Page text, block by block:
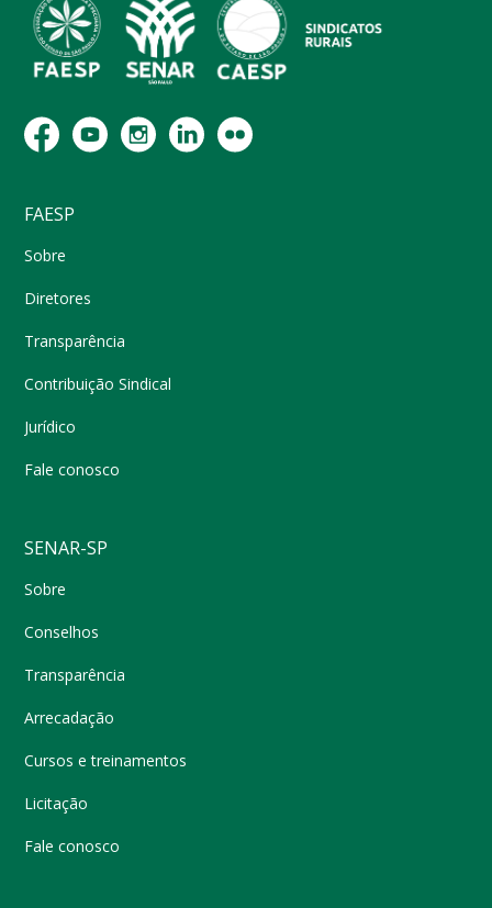
FAESP
Sobre
Diretores
Transparência
Contribuição Sindical
Jurídico
Fale conosco
SENAR-SP
Sobre
Conselhos
Transparência
Arrecadação
Cursos e treinamentos
Licitação
Fale conosco